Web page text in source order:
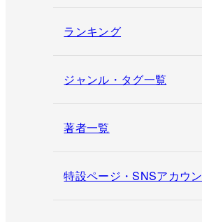
ランキング
ジャンル・タグ一覧
著者一覧
特設ページ・SNSアカウ